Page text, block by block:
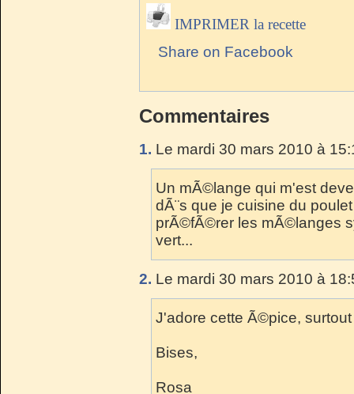
IMPRIMER la recette
Share on Facebook
Commentaires
1. Le mardi 30 mars 2010 à
Un mÃ©lange qui m'est
dÃ¨s que je cuisine du
prÃ©fÃ©rer les mÃ©langes
vert...
2. Le mardi 30 mars 2010 à
J'adore cette Ã©pice,
Bises,
Rosa